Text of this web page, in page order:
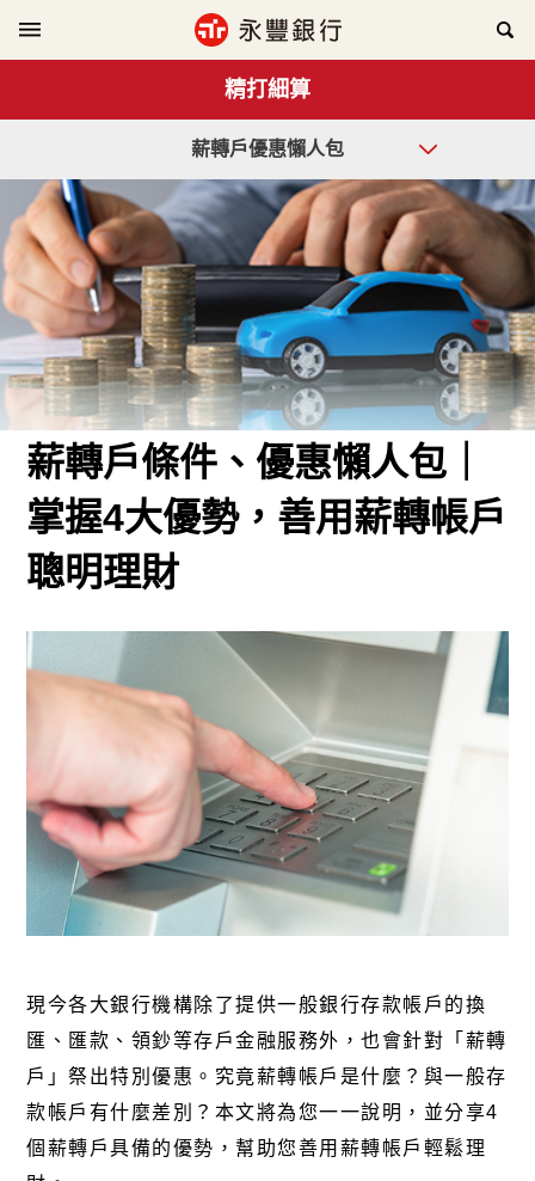
精打細算
薪轉戶優惠懶人包
薪轉戶條件、優惠懶人包｜
掌握4大優勢，善用薪轉帳戶
聰明理財
現今各大銀行機構除了提供一般銀行存款帳戶的換
匯、匯款、領鈔等存戶金融服務外，也會針對「薪轉
戶」祭出特別優惠。究竟薪轉帳戶是什麼？與一般存
款帳戶有什麼差別？本文將為您一一說明，並分享4
個薪轉戶具備的優勢，幫助您善用薪轉帳戶輕鬆理